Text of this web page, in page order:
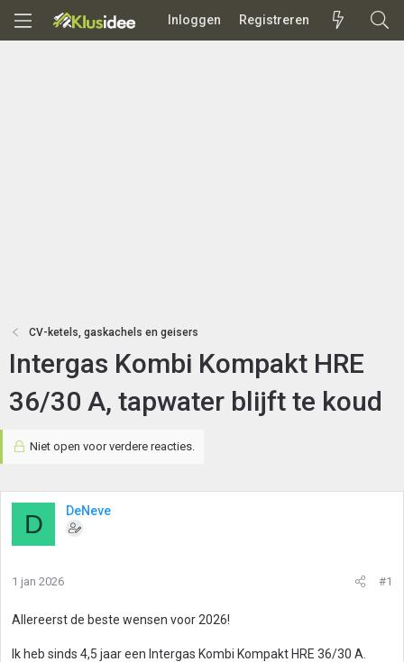
Inloggen Registreren
CV-ketels, gaskachels en geisers
Intergas Kombi Kompakt HRE
36/30 A, tapwater blijft te koud
Niet open voor verdere reacties.
D DeNeve
1 jan 2026 #1
Allereerst de beste wensen voor 2026!
Ik heb sinds 4,5 jaar een Intergas Kombi Kompakt HRE 36/30 A.